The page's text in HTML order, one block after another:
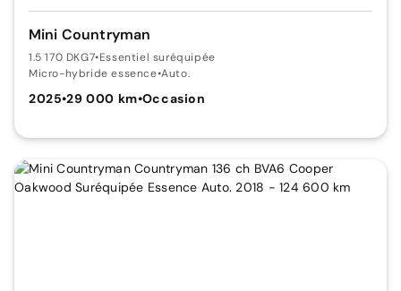
Mini Countryman
1.5 170 DKG7•Essentiel suréquipée
Micro-hybride essence•Auto.
2025•29 000 km•Occasion